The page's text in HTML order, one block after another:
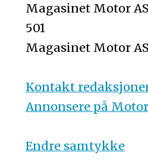
Magasinet Motor
501
Magasinet Motor
Kontakt
Annonsere på Motor
Endre samtykke